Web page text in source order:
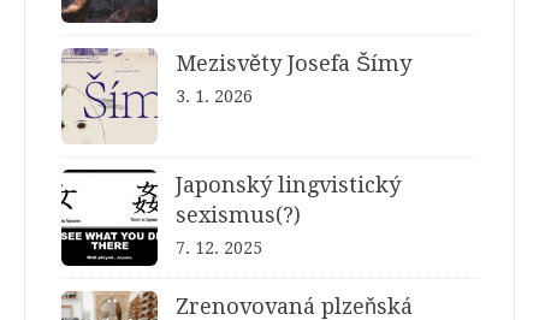
Mezisvěty Josefa Šímy
3. 1. 2026
Japonský lingvistický
sexismus(?)
7. 12. 2025
Zrenovovaná plzeňská